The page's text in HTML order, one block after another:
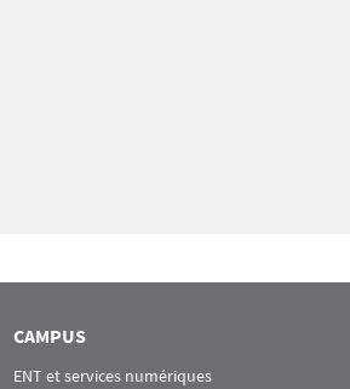
CAMPUS
ENT et services numériques